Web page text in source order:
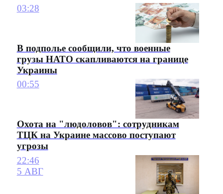
03:28
В подполье сообщили, что военные
грузы НАТО скапливаются на границе
Украины
00:55
Охота на "людоловов": сотрудникам
ТЦК на Украине массово поступают
угрозы
22:46
5 АВГ